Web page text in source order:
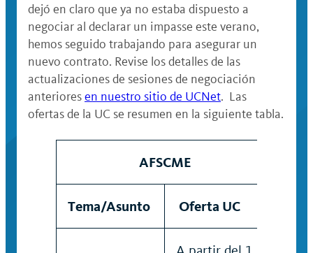
dejó en claro que ya no estaba dispuesto a
negociar al declarar un impasse este verano,
hemos seguido trabajando para asegurar un
nuevo contrato. Revise los detalles de las
actualizaciones de sesiones de negociación
anterioresen nuestro sitio de UCNet. Las
ofertas de la UC se resumen en la siguiente tabla.
AFSCME
Tema/Asunto Oferta UC